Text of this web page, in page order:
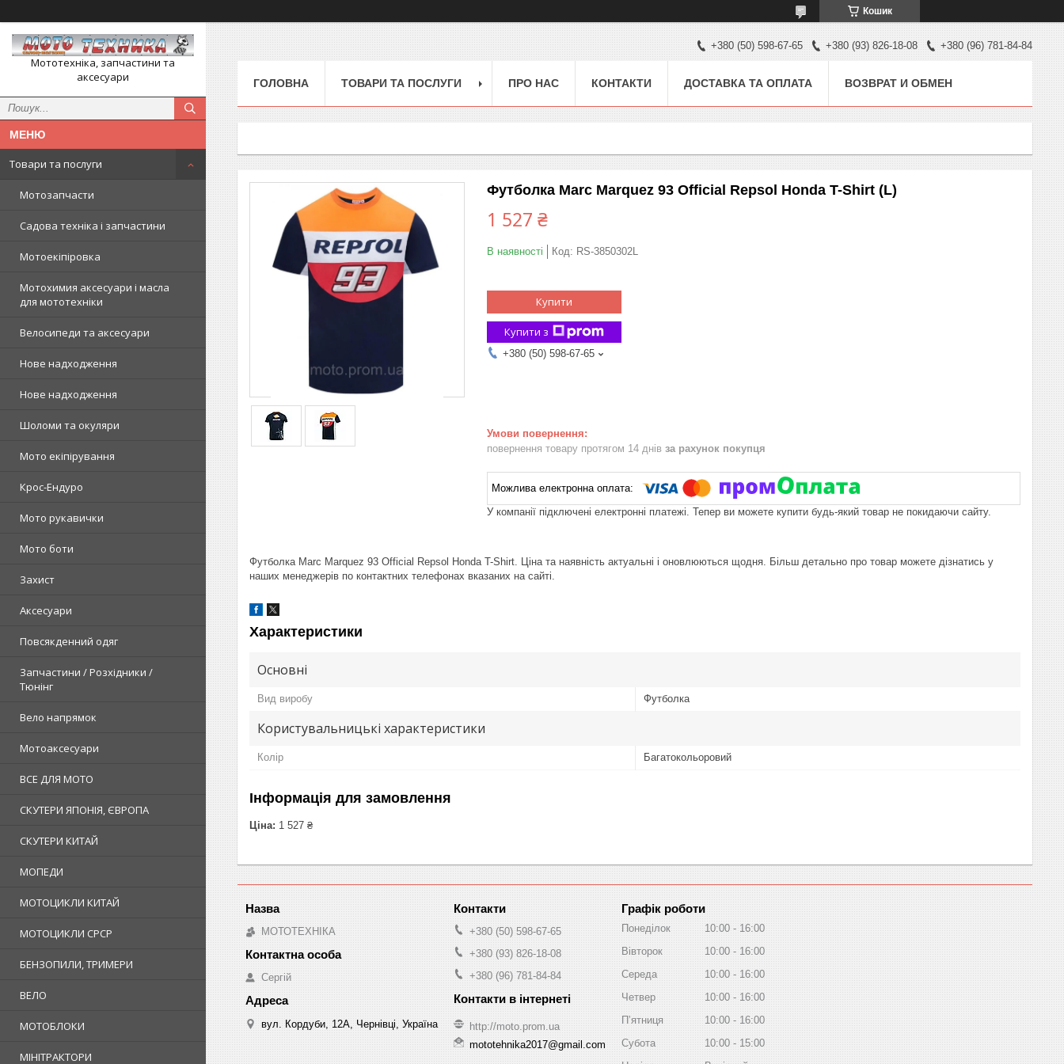
Кошик
Мототехніка, запчастини та
аксесуари
Товари та послуги
Мотозапчасти
Садова техніка і запчастини
Мотоекіпіровка
Мотохимия аксесуари і масла
для мототехніки
Велосипеди та аксесуари
Нове надходження
Нове надходження
Шоломи та окуляри
Мото екіпірування
Крос-Ендуро
Мото рукавички
Мото боти
Захист
Аксесуари
Повсякденний одяг
Запчастини / Розхідники /
Тюнінг
Вело напрямок
Мотоаксесуари
ВСЕ ДЛЯ МОТО
СКУТЕРИ ЯПОНІЯ, ЄВРОПА
СКУТЕРИ КИТАЙ
МОПЕДИ
МОТОЦИКЛИ КИТАЙ
МОТОЦИКЛИ СРСР
БЕНЗОПИЛИ, ТРИМЕРИ
ВЕЛО
МОТОБЛОКИ
МІНІТРАКТОРИ
+380 (50) 598-67-65 +380 (93) 826-18-08 +380 (96) 781-84-84
ГОЛОВНА ТОВАРИ ТА ПОСЛУГИ ПРО НАС КОНТАКТИ ДОСТАВКА ТА ОПЛАТА ВОЗВРАТ И ОБМЕН
Футболка Marc Marquez 93 Official Repsol Honda T-Shirt (L)
1 527 ₴
В наявності Код: RS-3850302L
Купити
Купити з
+380 (50) 598-67-65
повернення товару протягом 14 днів за рахунок покупця
У компанії підключені електронні платежі. Тепер ви можете купити будь-який товар не покидаючи сайту.
Футболка Marc Marquez 93 Official Repsol Honda T-Shirt. Ціна та наявність актуальні і оновлюються щодня. Більш детально про товар можете дізнатись у
наших менеджерів по контактних телефонах вказаних на сайті.
Характеристики
Основні
Вид виробу Футболка
Користувальницькі характеристики
Колір Багатокольоровий
Інформація для замовлення
Ціна: 1 527 ₴
МОТОТЕХНІКА
Сергій
вул. Кордуби, 12А, Чернівці, Україна
+380 (50) 598-67-65
+380 (93) 826-18-08
+380 (96) 781-84-84
http://moto.prom.ua
mototehnika2017@gmail.com
Графік роботи
Понеділок 10:00
16:00
Вівторок
10:00
16:00
Середа
10:00
16:00
Четвер
10:00
16:00
Пʼятниця
10:00
16:00
Субота
10:00
15:00